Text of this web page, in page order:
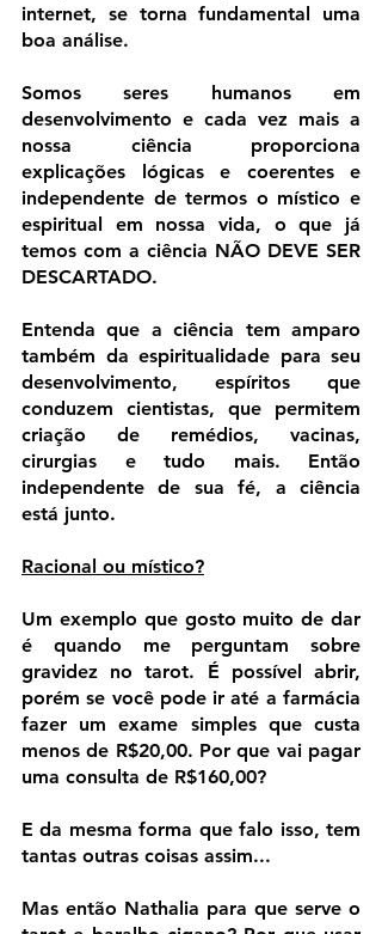
internet, se torna fundamental uma
boa análise.
Somos seres humanos em
desenvolvimento e cada vez mais a
nossa ciência proporciona
explicações lógicas e coerentes e
independente de termos o místico e
espiritual em nossa vida, o que já
temos com a ciência NÃO DEVE SER
DESCARTADO.
Entenda que a ciência tem amparo
também da espiritualidade para seu
desenvolvimento, espíritos que
conduzem cientistas, que permitem
criação de remédios, vacinas,
cirurgias e tudo mais. Então
independente de sua fé, a ciência
está junto.
Racional ou místico?
Um exemplo que gosto muito de dar
é quando me perguntam sobre
gravidez no tarot. É possível abrir,
porém se você pode ir até a farmácia
fazer um exame simples que custa
menos de R$20,00. Por que vai pagar
uma consulta de R$160,00?
E da mesma forma que falo isso, tem
tantas outras coisas assim...
Mas então Nathalia para que serve o